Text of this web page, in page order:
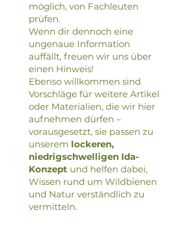
möglich, von Fachleuten
prüfen.
Wenn dir dennoch eine
ungenaue Information
auffällt, freuen wir uns über
einen Hinweis!
Ebenso willkommen sind
Vorschläge für weitere Artikel
oder Materialien, die wir hier
aufnehmen dürfen –
vorausgesetzt, sie passen zu
unserem lockeren,
niedrigschwelligen Ida-
Konzept und helfen dabei,
Wissen rund um Wildbienen
und Natur verständlich zu
vermitteln.